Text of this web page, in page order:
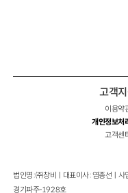
고객
이용약
개인정보처
고객센
법인명 : ㈜창비ㅣ대표이사 : 염종선ㅣ
경기파주-1928호